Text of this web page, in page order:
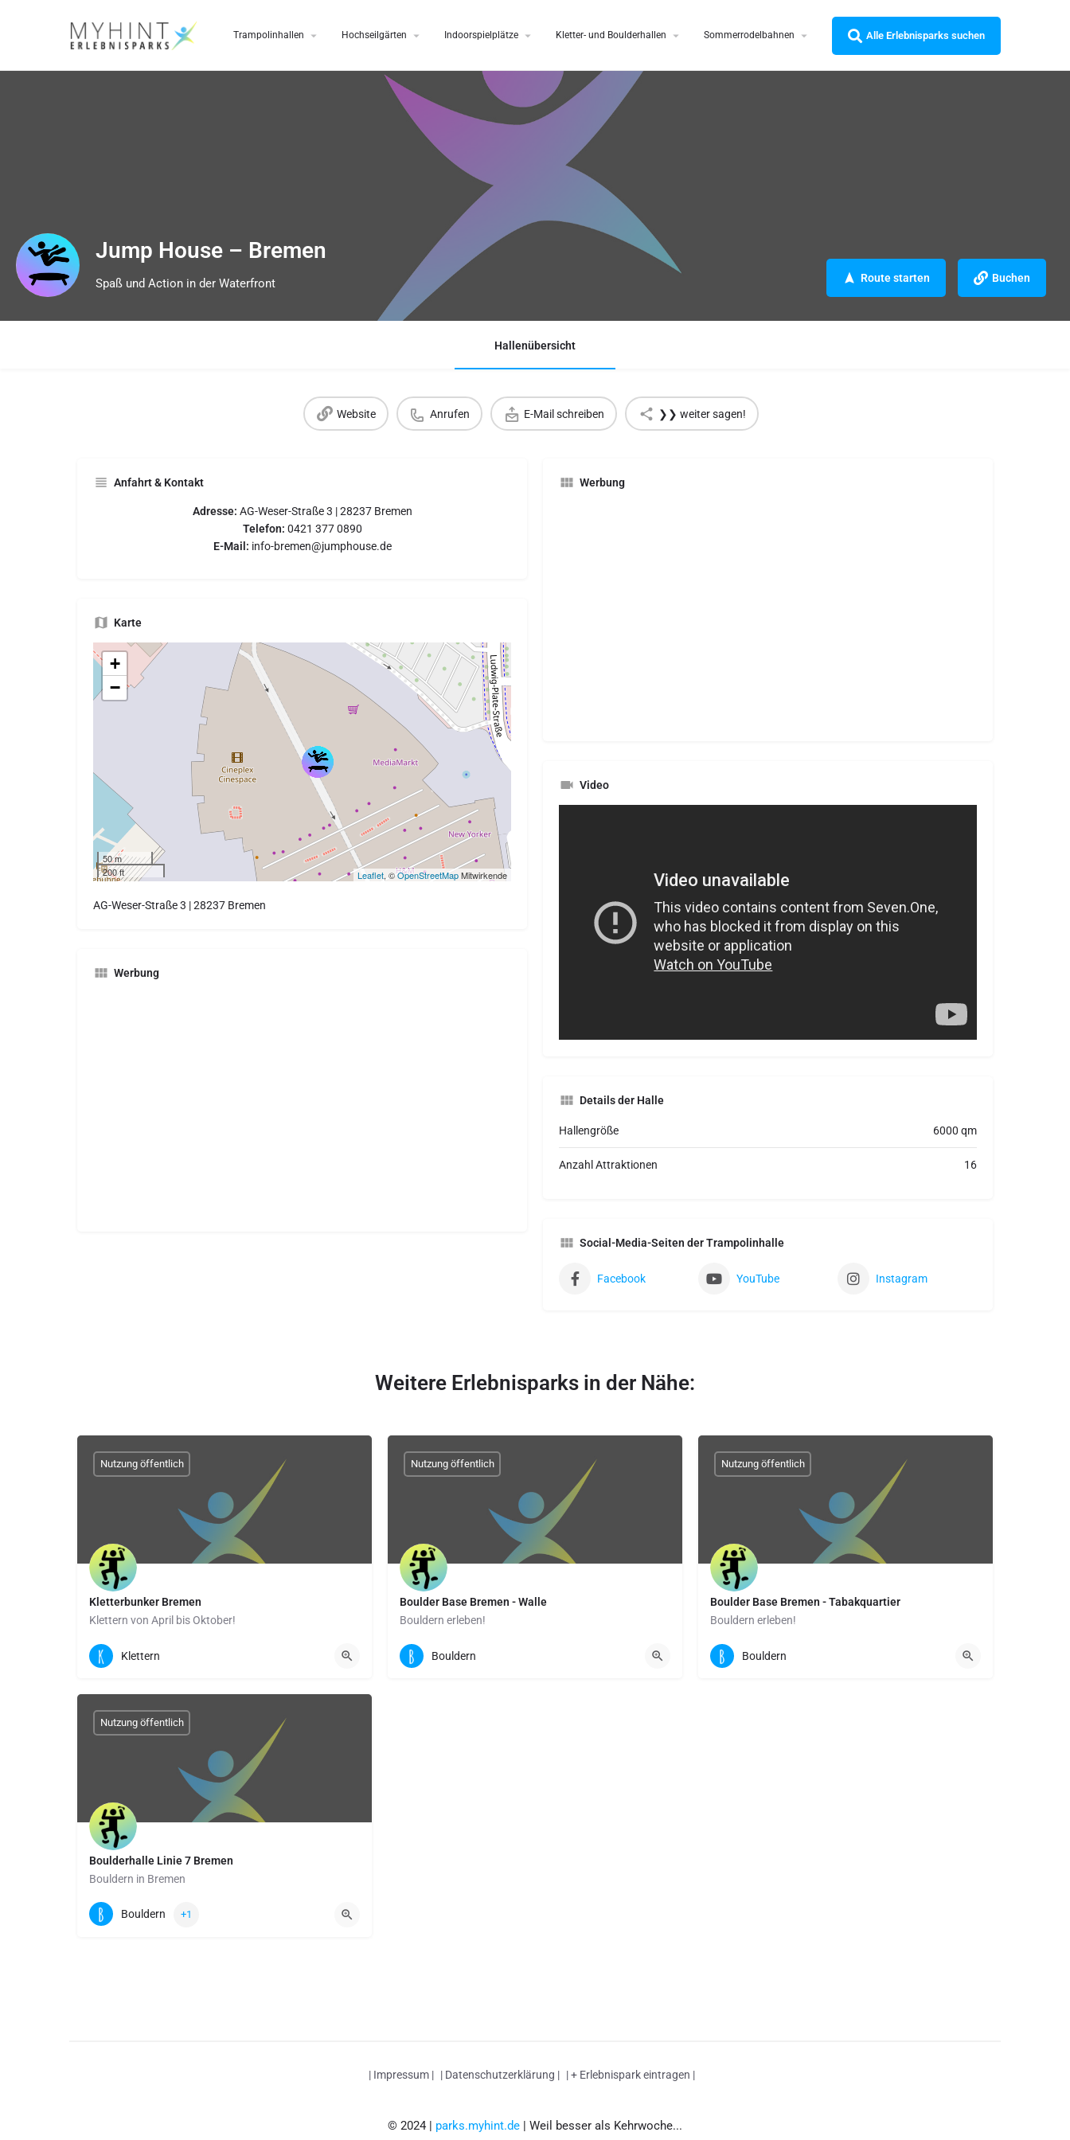
Trampolinhallen Hochseilgärten Indoorspielplätze Kletter- und Boulderhallen Sommerrodelbahnen Alle Erlebnisparks suchen
Jump House – Bremen
Spaß und Action in der Waterfront Route starten Buchen
Hallenübersicht
Website Anrufen E-Mail schreiben ❯❯ weiter sagen!
Anfahrt & Kontakt
Adresse: AG-Weser-Straße 3 | 28237 Bremen
Telefon: 0421 377 0890
E-Mail: info-bremen@jumphouse.de
Karte
+
−
50 m
200 ft
Leaflet, ©OpenStreetMapMitwirkende
AG-Weser-Straße 3 | 28237 Bremen
Werbung
Werbung
Video
Details der Halle
Hallengröße 6000 qm
Anzahl Attraktionen 16
Social-Media-Seiten der Trampolinhalle
Facebook YouTube Instagram
Weitere Erlebnisparks in der Nähe:
Kletterbunker Bremen
Klettern von April bis Oktober!
Sperberstraße 3-5 | 28239 Bremen
Boulderfläche: 67 qm
Nutzung öffentlich
Klettern
Boulder Base Bremen - Walle
Bouldern erleben!
Hohweg 5 | 28219 Bremen
Boulderfläche: 1100 qm
Nutzung öffentlich
Bouldern
Boulder Base Bremen - Tabakquartier
Bouldern erleben!
Am Tabakquartier 14 | Halle 2 | 28197 Bremen
Boulderfläche: 2500 qm
Nutzung öffentlich
Bouldern
Boulderhalle Linie 7 Bremen
Bouldern in Bremen
Beim Handelsmuseum Tor 43 | 28195 Bremen
Boulderfläche: 800 qm
Nutzung öffentlich
Bouldern +1
| Impressum | | Datenschutzerklärung | | + Erlebnispark eintragen |
© 2024 | parks.myhint.de | Weil besser als Kehrwoche...